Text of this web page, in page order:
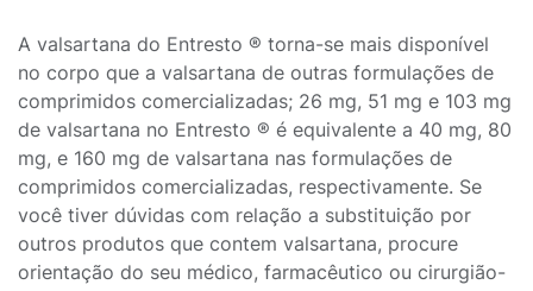
A valsartana do Entresto ® torna-se mais disponível
no corpo que a valsartana de outras formulações de
comprimidos comercializadas; 26 mg, 51 mg e 103 mg
de valsartana no Entresto ® é equivalente a 40 mg, 80
mg, e 160 mg de valsartana nas formulações de
comprimidos comercializadas, respectivamente. Se
você tiver dúvidas com relação a substituição por
outros produtos que contem valsartana, procure
orientação do seu médico, farmacêutico ou cirurgião-